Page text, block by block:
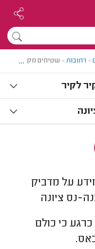
> רחובות> שטיחים מקיר לקיר
...
לקיר
על מדביק
נס ציונה
כי כולם